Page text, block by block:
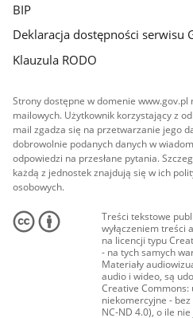
BIP
Deklaracja dostępności serwisu
Klauzula RODO
Strony dostępne w domenie
mailowych. Użytkownik korzystający z
mail zgadza się na przetwarzanie jego
dobrowolnie podanych danych w
odpowiedzi na przesłane pytania.
każdą z jednostek znajdują się w ich
osobowych.
Treści tekstowe
wyłączeniem treści
na licencji typu
- na tych samych
Materiały
audio i wideo, są
Creative
niekomercyjne -
NC-ND 4.0), o ile